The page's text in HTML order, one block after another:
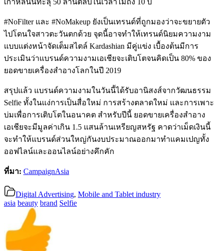
#NoFilter และ #NoMakeup ยังเป็นเทรนด์ที่ถูกมองว่าจะขยายตัว
ไปโดนใจสาวตะวันตกด้วย จุดนี้อาจทำให้เทรนด์นิยมความงาม
แบบแต่งหน้าจัดเต็มสไตล์ Kardashian มีคู่แข่ง เบื้องต้นมีการ
ประเมินว่าแบรนด์ความงามเอเชียจะเติบโตจนคิดเป็น 80% ของ
ยอดขายเครื่องสำอางโลกในปี 2019
สรุปแล้ว แบรนด์ความงามในวันนี้ได้รับอานิสงส์จากวัฒนธรรม
Selfie ทั้งในแง่การเป็นสื่อใหม่ การสร้างตลาดใหม่ และการเพาะ
บ่มเพื่อการเติบโตในอนาคต สำหรับปีนี้ ยอดขายเครื่องสำอาง
เอเชียจะมีมูลค่าเกิน 1.5 แสนล้านเหรียญสหรัฐ คาดว่าเม็ดเงินนี้
จะทำให้แบรนด์ส่วนใหญ่กันงบประมาณออกมาทำแคมเปญทั้ง
ออฟไลน์และออนไลน์อย่างคึกคัก
ที่มา: CampaignAsia
Digital Advertising, Mobile and Tablet industry
asia beauty brand Selfie